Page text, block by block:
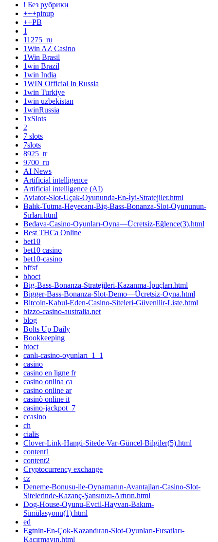
! Без рубрики
+++pinup
++PB
1
11275_ru
1Win AZ Casino
1Win Brasil
1win Brazil
1win India
1WIN Official In Russia
1win Turkiye
1win uzbekistan
1winRussia
1xSlots
2
7 slots
7slots
8925_tr
9700_ru
AI News
Artificial intelligence
Artificial intelligence (AI)
Aviator-Slot-Uçak-Oyununda-En-İyi-Stratejiler.html
Balık-Tutma-Heyecanı-Big-Bass-Bonanza-Slot-Oyununun-
Sırları.html
Bedava-Casino-Oyunları-Oyna—Ücretsiz-Eğlence(3).html
Best THCa Online
bet10
bet10 casino
bet10-casino
bffsf
bhoct
Big-Bass-Bonanza-Stratejileri-Kazanma-İpuçları.html
Bigger-Bass-Bonanza-Slot-Demo—Ücretsiz-Oyna.html
Bitcoin-Kabul-Eden-Casino-Siteleri-Güvenilir-Liste.html
bizzo-casino-australia.net
blog
Bolts Up Daily
Bookkeeping
btoct
canlı-casino-oyunları_1_1
casino
casino en ligne fr
casino onlina ca
casino online ar
casinò online it
casino-jackpot_7
ccasino
ch
cialis
Clover-Link-Hangi-Sitede-Var-Güncel-Bilgiler(5).html
content1
content2
Cryptocurrency exchange
cz
Deneme-Bonusu-ile-Oynamanın-Avantajları-Casino-Slot-
Sitelerinde-Kazanç-Şansınızı-Artırın.html
Dog-House-Oyunu-Evcil-Hayvan-Bakım-
Simülasyonu(1).html
ed
Egtnin-En-Çok-Kazandıran-Slot-Oyunları-Fırsatları-
Kaçırmayın.html